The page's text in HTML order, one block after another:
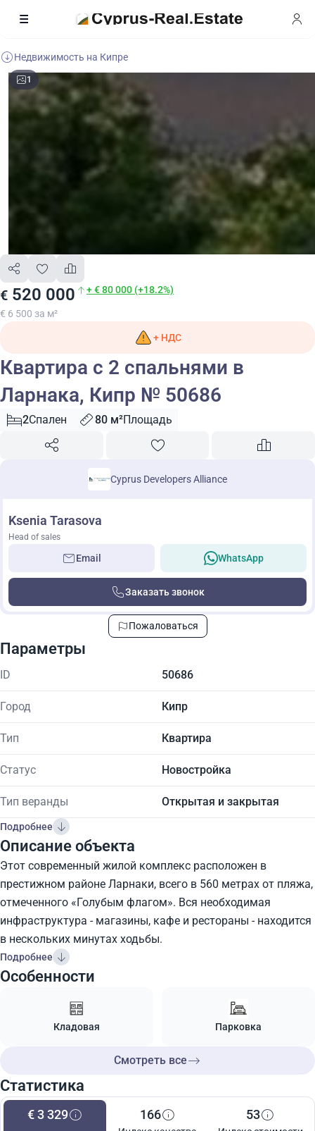
Недвижимость на Кипре
1
€ 520 000 + € 80 000 (+18.2%)
€ 6 500 за м²
+ НДС
Квартира с 2 спальнями в
Ларнака, Кипр № 50686
2Спален 80 м²Площадь
Cyprus Developers Alliance
Ksenia Tarasova
Head of sales
Email WhatsApp
Заказать звонок
Пожаловаться
Параметры
ID 50686
Город Кипр
Тип Квартира
Статус Новостройка
Тип веранды Открытая и закрытая
Подробнее
Описание объекта
Этот современный жилой комплекс расположен в
престижном районе Ларнаки, всего в 560 метрах от пляжа,
отмеченного «Голубым флагом». Вся необходимая
инфраструктура - магазины, кафе и рестораны - находится
в нескольких минутах ходьбы.
Подробнее
Особенности
Кладовая Парковка
Смотреть все
Статистика
€ 3 329 166 53